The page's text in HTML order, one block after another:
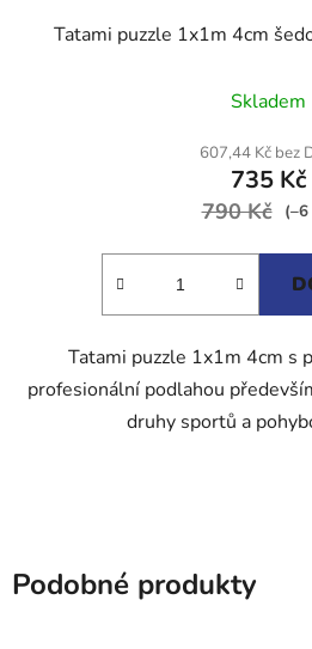
Tatami puzzle 1x1m 4cm
je
5,0
Skladem
607,44 Kč bez
735 Kč
790 Kč
Tatami puzzle 1x1m 4cm s
profesionální podlahou
druhy sportů a
Podobné produkty